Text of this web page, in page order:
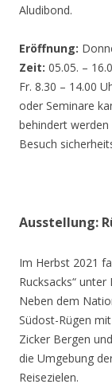
Aludibond.
Eröffnung:
Zeit: 05.05. –
Fr. 8.30 – 14.00
oder Seminare
behindert
Besuch
Ausstellung:
Im Herbst 2021
Rucksacks“
Neben dem
Südost-Rügen
Zicker Bergen
die Umgebung
Reisezielen.